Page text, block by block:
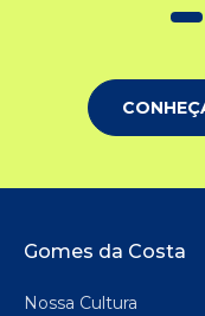
Rodapé
Gomes da Costa
Nossa Cultura